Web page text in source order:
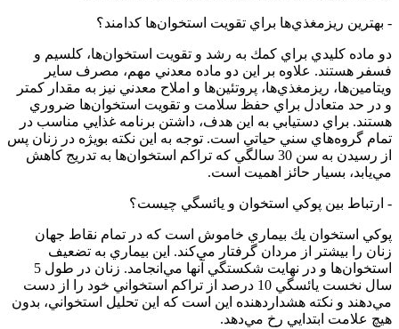
-‌ بهترين ريزمغذي‌ها براي تقويت استخوان‌ها كدامند؟
دو ماده كليدي براي كمك به رشد و تقويت استخوان‌ها، كلسيم و
فسفر هستند. علاوه بر اين دو ماده معدني مهم، مصرف ساير
ويتامين‌ها، ريزمغذي‌ها، پروتئين‌ها و املاح معدني نيز به مقدار كمتر
و در حد متعادل براي حفظ سلامت و تقويت استخوان‌ها ضروري
هستند. براي دستيابي به اين هدف، داشتن برنامه غذايي مناسب در
تمام گروه‌هاي سني حياتي است. توجه به اين نكته بويژه در زنان پس
از رسيدن به سن 30 سالگي كه تراكم استخوان‌ها به تدريج كاهش
مي‌يابد، بسيار حائز اهميت است.
-‌ ارتباط بين پوكي استخوان و يائسگي چيست؟
پوكي استخوان يك بيماري خاموش است كه در تمام نقاط جهان
زنان را بيشتر از مردان گرفتار مي‌كند. اين بيماري به تضعيف
استخوان‌ها و در نهايت شكستگي آنها مي‌انجامد. زنان در طول 5
سال نخست يائسگي 10 درصد از تراكم استخواني خود را از دست
مي‌دهند و نكته هشداردهنده اين است كه اين تحليل استخواني، بدون
هيچ علامت ابتدايي رخ مي‌دهد.